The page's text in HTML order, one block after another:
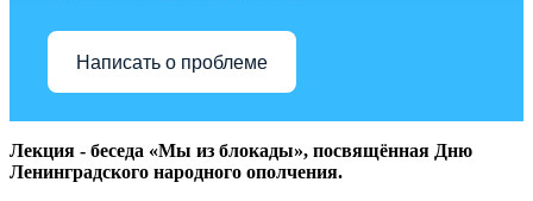
Написать о проблеме
Лекция - беседа «Мы из блокады», посвящённая Дню
Ленинградского народного ополчения.